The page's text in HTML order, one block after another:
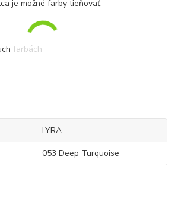
je možné farby tieňovať.
farbách
LYRA
053 Deep Turquoise